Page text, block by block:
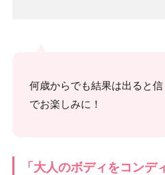
何歳からでも結果は出ると
でお楽しみに！
「大人のボディをコンデ